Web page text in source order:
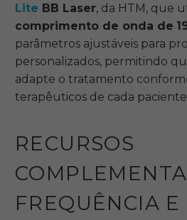
Lite BB Laser, da HTM, que
comprimento de onda de
parâmetros ajustáveis para
personalizados, permitindo
adapte o tratamento
terapêuticos de cada
RECURSOS
FREQUÊNCIA E